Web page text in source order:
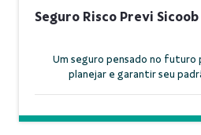
Seguro Risco Previ Sicoob
Um seguro pensado no futuro
planejar e garantir seu